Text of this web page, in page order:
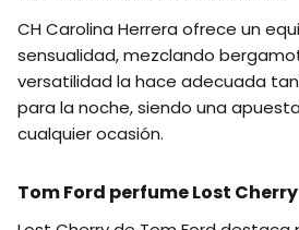
CH Carolina Herrera ofrece un
sensualidad, mezclando
versatilidad la hace adecuada
para la noche, siendo una
cualquier ocasión.
Tom Ford perfume Lost Cherry